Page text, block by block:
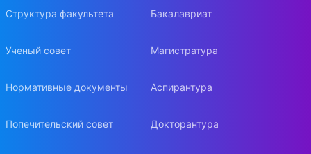
Структура факультета
Ученый совет
Нормативные документы
Попечительский совет
Бакалавриат
Магистратура
Аспирантура
Докторантура